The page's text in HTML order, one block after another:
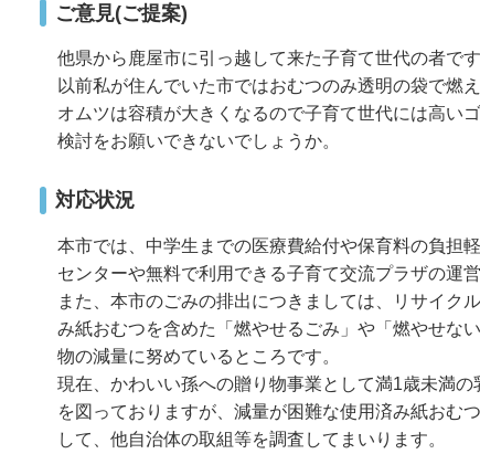
ご意見(ご提案)
他県から鹿屋市に引っ越して来た子育て世代の者です
以前私が住んでいた市ではおむつのみ透明の袋で燃
オムツは容積が大きくなるので子育て世代には高い
検討をお願いできないでしょうか。
対応状況
本市では、中学生までの医療費給付や保育料の負担
センターや無料で利用できる子育て交流プラザの運
また、本市のごみの排出につきましては、リサイク
み紙おむつを含めた「燃やせるごみ」や「燃やせな
物の減量に努めているところです。
現在、かわいい孫への贈り物事業として満1歳未満
を図っておりますが、減量が困難な使用済み紙おむ
して、他自治体の取組等を調査してまいります。